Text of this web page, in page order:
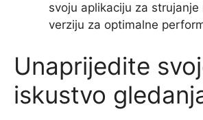
svoju aplikaciju za strujanje
verziju za optimalne
Unaprijedite
iskustvo